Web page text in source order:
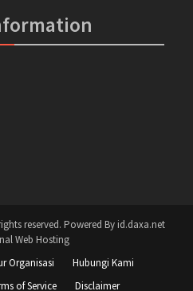
reserved. Powered By id.daxa.net
Web Hosting
Organisasi
Hubungi Kami
of Service Disclaimer